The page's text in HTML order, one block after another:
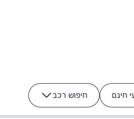
חינם חיפוש רכב
הרכב לא מתקלקל. המסך
כן